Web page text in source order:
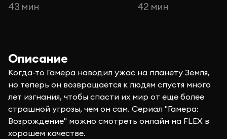
43 мин
42 мин
Описание
Когда-то Гамера наводил ужас на планету Земля,
но теперь он возвращается к людям спустя много
лет изгнания, чтобы спасти их мир от еще более
страшной угрозы, чем он сам. Сериал "Гамера:
Возрождение" можно смотреть онлайн на FLEX в
хорошем качестве.